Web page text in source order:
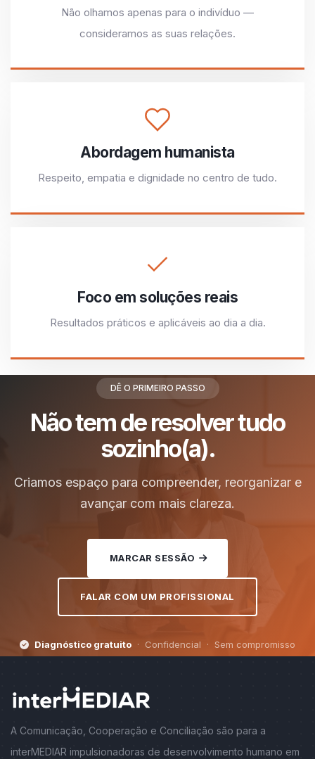
Não olhamos apenas para o indivíduo —
consideramos as suas relações.
Abordagem humanista
Respeito, empatia e dignidade no centro de tudo.
Foco em soluções reais
Resultados práticos e aplicáveis ao dia a dia.
DÊ O PRIMEIRO PASSO
Não tem de resolver tudo
sozinho(a).
Criamos espaço para compreender, reorganizar e
avançar com mais clareza.
MARCAR SESSÃO
FALAR COM UM PROFISSIONAL
Diagnóstico gratuito · Confidencial · Sem compromisso
A Comunicação, Cooperação e Conciliação são para a
interMEDIAR impulsionadoras de desenvolvimento humano em